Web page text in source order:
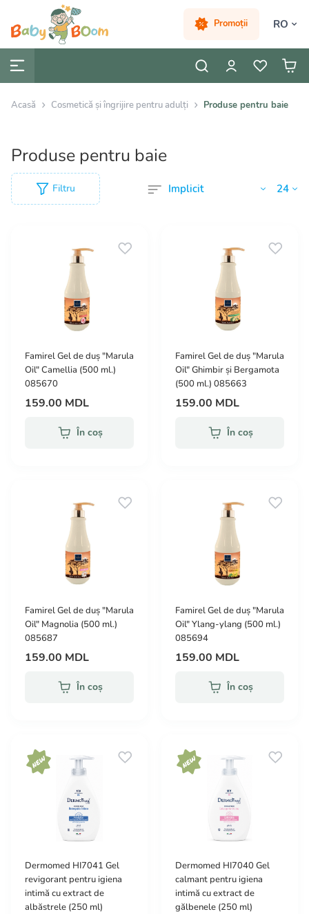
Promoții RO
Acasă Cosmetică și îngrijire pentru adulți Produse pentru baie
Produse pentru baie
Filtru
Famirel Gel de duș "Marula
Oil" Camellia (500 ml.)
085670
159.00 MDL
În coș
Famirel Gel de duș "Marula
Oil" Ghimbir și Bergamota
(500 ml.) 085663
159.00 MDL
În coș
Famirel Gel de duș "Marula
Oil" Magnolia (500 ml.)
085687
159.00 MDL
În coș
Famirel Gel de duș "Marula
Oil" Ylang-ylang (500 ml.)
085694
159.00 MDL
În coș
Dermomed HI7041 Gel
revigorant pentru igiena
intimă cu extract de
albăstrele (250 ml)
Dermomed HI7040 Gel
calmant pentru igiena
intimă cu extract de
gălbenele (250 ml)